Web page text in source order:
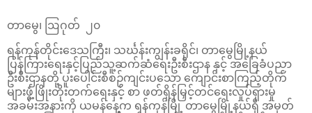
တာမွေ၊ ဩဂုတ် ၂၀
ရန်ကုန်တိုင်းဒေသကြီး၊ သင်္ဃန်းကျွန်းခရိုင်၊ တာမွေမြို့နယ်
ပြန်ကြားရေးနှင့်ပြည်သူ့ဆက်ဆံရေးဦးစီးဌာန နှင့် အခြေခံပညာ
ဦးစီးဌာနတို့ ပူးပေါင်းစီစဉ်ကျင်းပသော ကျောင်းစာကြည့်တိုက်
များဖွံ့ဖြိုးတိုးတက်ရေးနှင့် စာ ဖတ်ရှိန်မြှင့်တင်ရေးလှုပ်ရှားမှု
အခမ်းအနားကို ယမန်နေ့က ရန်ကုန်မြို့ တာမွေမြို့နယ်ရှိ အမှတ်